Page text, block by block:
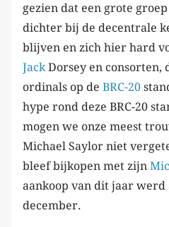
gezien dat een grote
dichter bij de decentrale
blijven en zich hier hard
Jack Dorsey en consorten,
ordinals op de BRC-20
hype rond deze BRC-20
mogen we onze meest
Michael Saylor niet
bleef bijkopen met zijn
aankoop van dit jaar werd
december.